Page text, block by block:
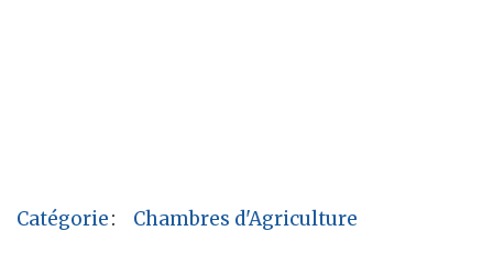
Catégorie: Chambres d'Agriculture